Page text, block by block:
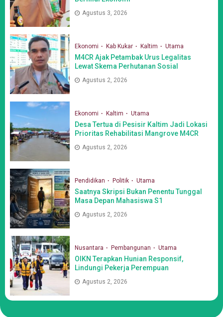
Agustus 3, 2026
Ekonomi Kab Kukar Kaltim Utama
M4CR Ajak Petambak Urus Legalitas
Lewat Skema Perhutanan Sosial
Agustus 2, 2026
Ekonomi Kaltim Utama
Desa Tertua di Pesisir Kaltim Jadi Lokasi
Prioritas Rehabilitasi Mangrove M4CR
Agustus 2, 2026
Pendidikan Politik Utama
Saatnya Skripsi Bukan Penentu Tunggal
Masa Depan Mahasiswa S1
Agustus 2, 2026
Nusantara Pembangunan Utama
OIKN Terapkan Hunian Responsif,
Lindungi Pekerja Perempuan
Agustus 2, 2026